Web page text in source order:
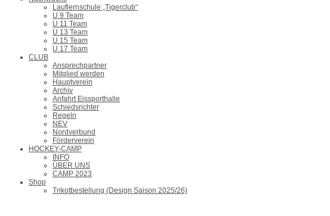
Lauflernschule „Tigerclub“
U 9 Team
U 11 Team
U 13 Team
U 15 Team
U 17 Team
CLUB
Ansprechpartner
Mitglied werden
Hauptverein
Archiv
Anfahrt Eissporthalle
Schiedsrichter
Regeln
NEV
Nordverbund
Förderverein
HOCKEY-CAMP
INFO
ÜBER UNS
CAMP 2023
Shop
Trikotbestellung (Design Saison 2025/26)